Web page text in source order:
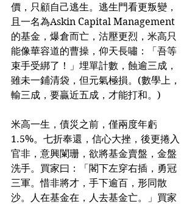
價，只顧自己逃生。逃生門看更叛變，
且一名為Askin Capital Management
的基金，爆倉而亡，沽壓更烈，米高只
能像華容道的曹操，仰天長嘯：「吾等
束手受綁了！」埋單計數，蝕逾三成，
雖未一鋪清袋，但元氣極損。(數學上，
輸三成，要贏近五成，才能打和。)
米高一生，債災之前，僅兩度年虧
1.5%。七折奉還，信心大挫，後更捲入
官非，意興闌珊，欲將基金賣盤，金盤
洗手。買家曰：「閣下左穿右插，勇冠
三軍。惜非將才，手下逾百，形同散
沙。人在基金在，人去基金亡。」買家